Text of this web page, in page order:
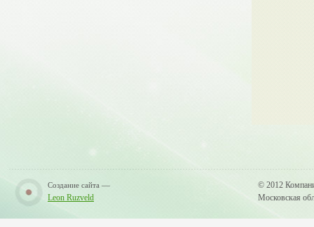
Создание сайта —
Leon Ruzveld
© 2012
Московская